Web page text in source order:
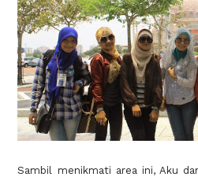
Sambil menikmati area ini, Aku